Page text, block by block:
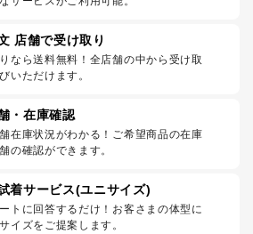
店舗で受け取り
なら送料無料！全店舗の中から受け取
いただけます。
・在庫確認
在庫状況がわかる！ご希望商品の在庫
の確認ができます。
着サービス(ユニサイズ)
トに回答するだけ！お客さまの体型に
イズをご提案します。